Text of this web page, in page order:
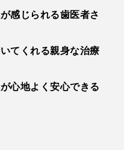
感じられる歯医者さ
てくれる親身な治療
心地よく安心できる